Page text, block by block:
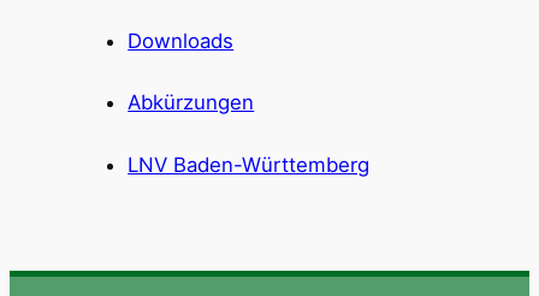
Downloads
Abkürzungen
LNV Baden-Württemberg